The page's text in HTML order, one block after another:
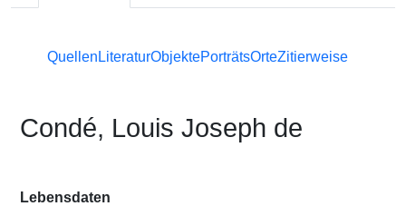
Quellen LiteraturObjektePorträtsOrteZitierweise
Condé, Louis Joseph de
Lebensdaten